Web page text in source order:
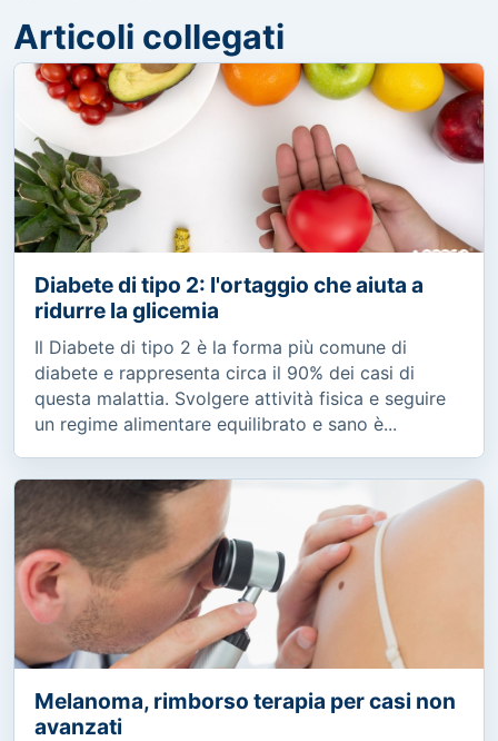
Articoli collegati
Diabete di tipo 2: l'ortaggio che aiuta a
ridurre la glicemia
Il Diabete di tipo 2 è la forma più comune di
diabete e rappresenta circa il 90% dei casi di
questa malattia. Svolgere attività fisica e seguire
un regime alimentare equilibrato e sano è...
Melanoma, rimborso terapia per casi non
avanzati